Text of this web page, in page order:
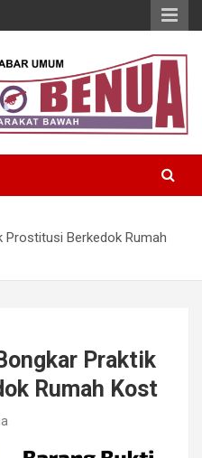
Prostitusi Berkedok Rumah
Praktik
Rumah Kost